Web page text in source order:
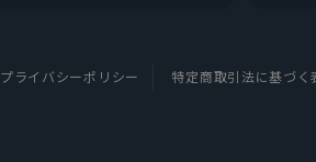
プライバシーポリシー 特定商取引法に基づく